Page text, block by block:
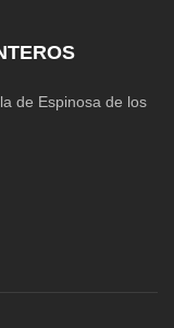
de Espinosa de los